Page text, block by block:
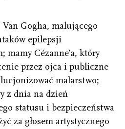
Gogha, malującego
epilepsji
mamy Cézanne’a, który
przez ojca i publiczne
malarstwo;
z dnia na dzień
statusu i bezpieczeństwa
za głosem artystycznego